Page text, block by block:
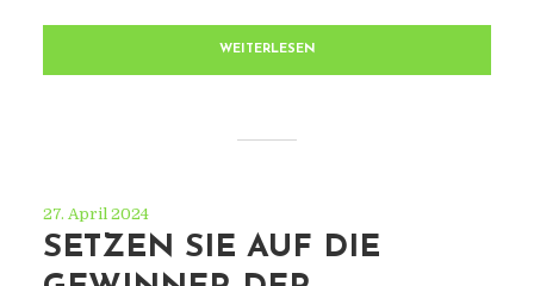
WEITERLESEN
27. April 2024
SETZEN SIE AUF DIE